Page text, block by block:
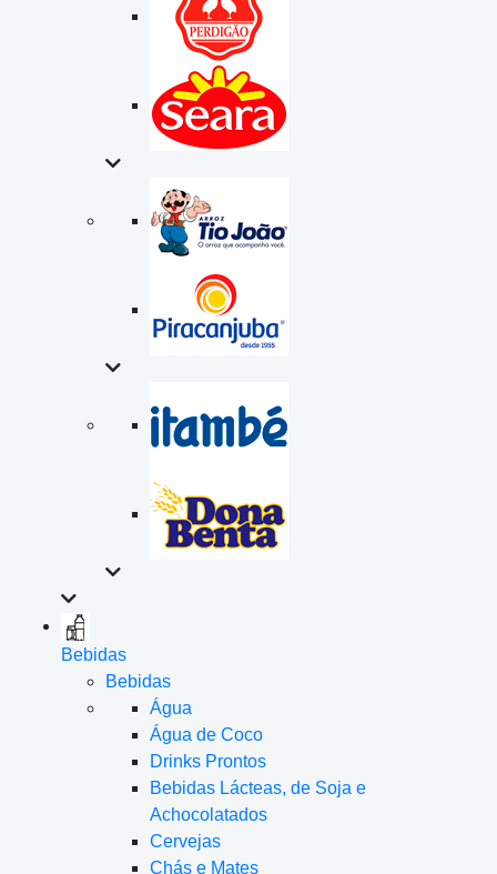
Bebidas
Bebidas
Água
Água de Coco
Drinks Prontos
Bebidas Lácteas, de Soja e
Achocolatados
Cervejas
Chás e Mates